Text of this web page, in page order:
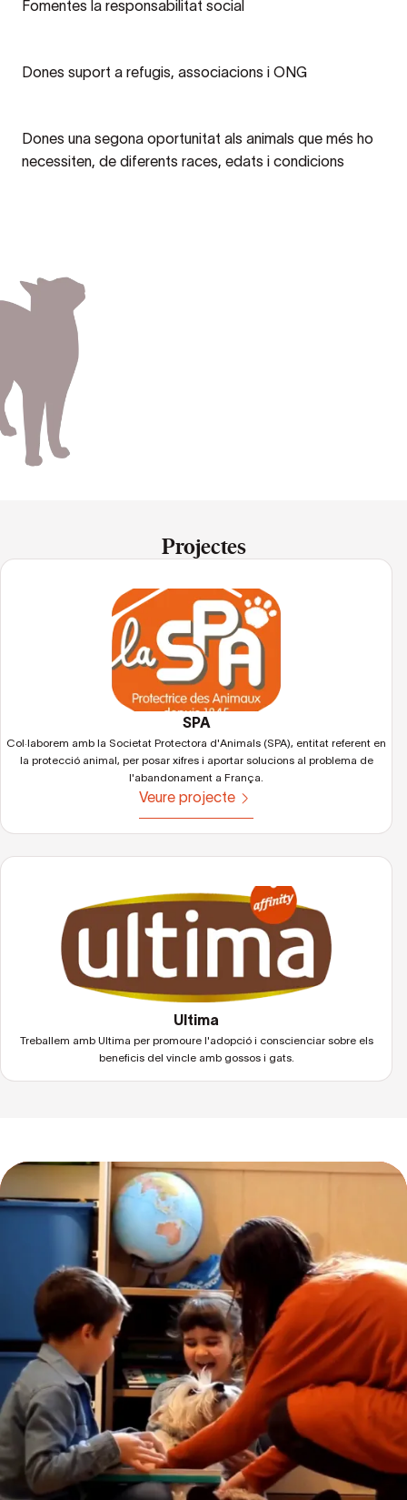
Fomentes la responsabilitat social
Dones suport a refugis, associacions i ONG
Dones una segona oportunitat als animals que més ho
necessiten, de diferents races, edats i condicions
Projectes
SPA
Col·laborem amb la Societat Protectora d'Animals (SPA), entitat referent en
la protecció animal, per posar xifres i aportar solucions al problema de
l'abandonament a França.
Veure projecte
Ultima
Treballem amb Ultima per promoure l'adopció i conscienciar sobre els
beneficis del vincle amb gossos i gats.